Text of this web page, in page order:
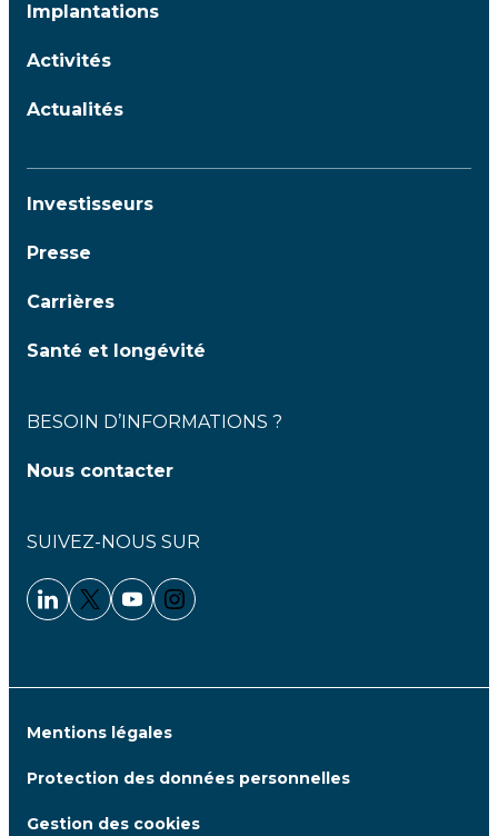
Implantations
Activités
Actualités
Investisseurs
Presse
Carrières
Santé et longévité
BESOIN D’INFORMATIONS ?
Nous contacter
SUIVEZ-NOUS SUR
Linkedin - Clariane
Twitter - Clariane
Youtube - Clariane
Instagram - Clariane
Mentions légales
Protection des données personnelles
Gestion des cookies